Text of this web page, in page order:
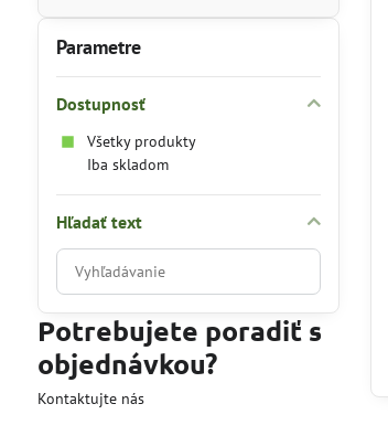
Parametre
Dostupnosť
Všetky produkty
Iba skladom
Hľadať text
Prehľadať
výsledky
filtra
fulltextom
Potrebujete poradiť s
objednávkou?
Kontaktujte nás